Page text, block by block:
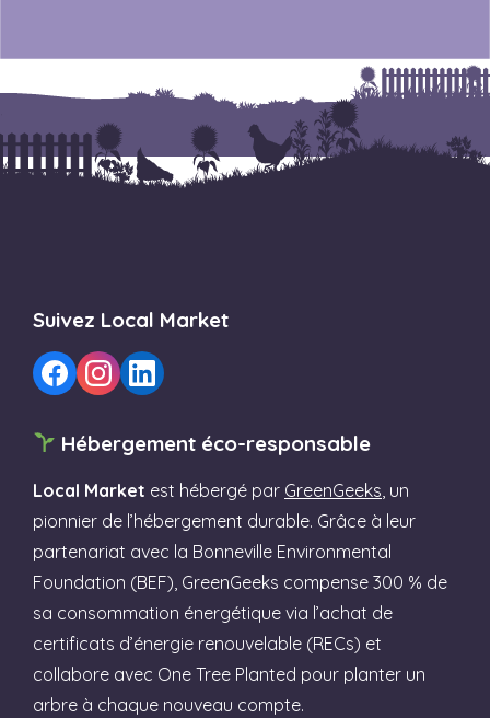
Suivez Local Market
Hébergement éco-responsable
Local Market est hébergé par GreenGeeks , un
pionnier de l’hébergement durable. Grâce à leur
partenariat avec la Bonneville Environmental
Foundation (BEF), GreenGeeks compense 300 % de
sa consommation énergétique via l’achat de
certificats d’énergie renouvelable (RECs) et
collabore avec One Tree Planted pour planter un
arbre à chaque nouveau compte.